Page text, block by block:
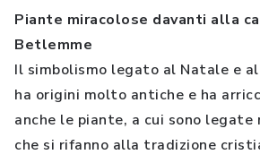
Piante miracolose davanti alla
Betlemme
Il simbolismo legato al Natale e
ha origini molto antiche e ha
anche le piante, a cui sono
che si rifanno alla tradizione